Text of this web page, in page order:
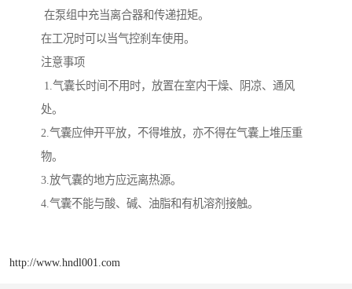
在泵组中充当离合器和传递扭矩。
在工况时可以当气控刹车使用。
注意事项
1.气囊长时间不用时，放置在室内干燥、阴凉、通风
处。
2.气囊应伸开平放，不得堆放，亦不得在气囊上堆压重
物。
3.放气囊的地方应远离热源。
4.气囊不能与酸、碱、油脂和有机溶剂接触。
http://www.hndl001.com